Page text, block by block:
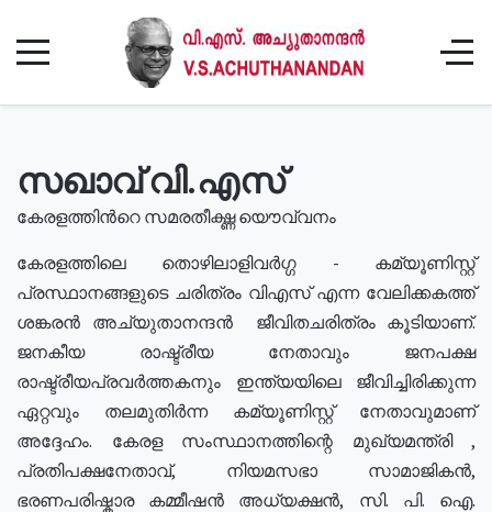
സഖാവ് വി.എസ്
കേരളത്തിൻറെ സമരതീക്ഷ്ണ യൌവ്വനം
കേരളത്തിലെ തൊഴിലാളിവർഗ്ഗ - കമ്യൂണിസ്റ്റ്
പ്രസ്ഥാനങ്ങളുടെ ചരിത്രം വിഎസ് എന്ന വേലിക്കകത്ത്
ശങ്കരൻ അച്യുതാനന്ദൻ ജീവിതചരിത്രം കൂടിയാണ്.
ജനകീയ രാഷ്ട്രീയ നേതാവും ജനപക്ഷ
രാഷ്ട്രീയപ്രവർത്തകനും ഇന്ത്യയിലെ ജീവിച്ചിരിക്കുന്ന
ഏറ്റവും തലമുതിർന്ന കമ്യൂണിസ്റ്റ് നേതാവുമാണ്
അദ്ദേഹം. കേരള സംസ്ഥാനത്തിന്റെ മുഖ്യമന്ത്രി ,
പ്രതിപക്ഷനേതാവ്, നിയമസഭാ സാമാജികൻ,
ഭരണപരിഷ്കാര കമ്മീഷൻ അധ്യക്ഷൻ, സി. പി. ഐ.